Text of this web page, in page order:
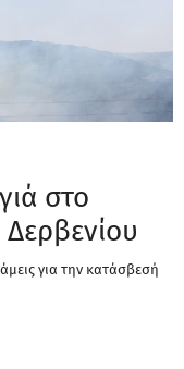
στο
για την κατάσβεσή